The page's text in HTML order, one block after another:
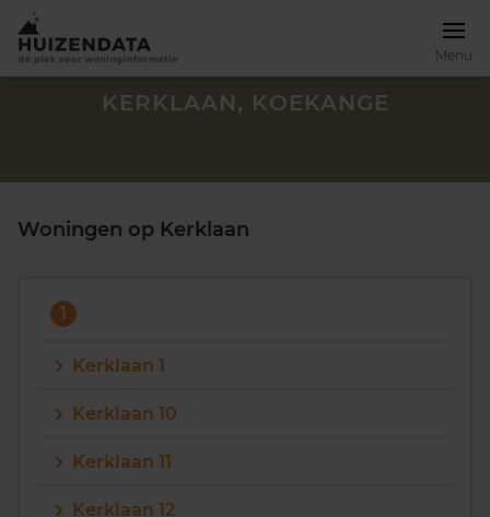
Menu
KERKLAAN, KOEKANGE
Woningen op Kerklaan
1
Kerklaan 1
Kerklaan 10
Kerklaan 11
Kerklaan 12